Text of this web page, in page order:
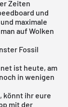
Zeiten
und
maximale
auf Wolken
Fossil
ist heute, am
in wenigen
könnt ihr eure
mit der